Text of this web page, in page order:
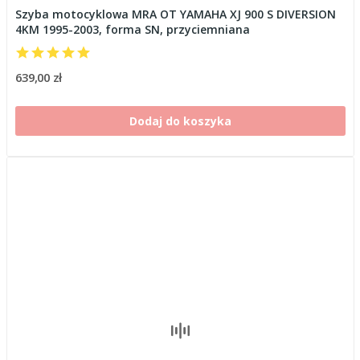
Szyba motocyklowa MRA OT YAMAHA XJ 900 S DIVERSION
4KM 1995-2003, forma SN, przyciemniana
639,00 zł
Dodaj do koszyka